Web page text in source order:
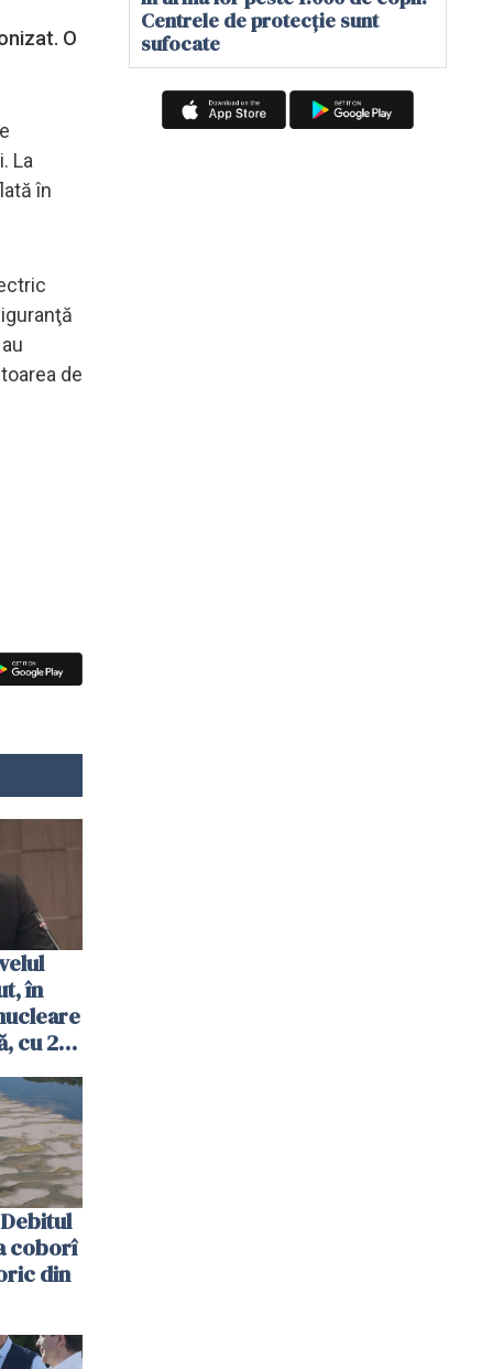
O
La
în
de
în
cu 2
coborî
din
Centrele de protecție sunt
sufocate